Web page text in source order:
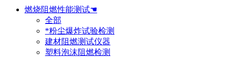
燃烧阻燃性能测试☚
全部
*粉尘爆炸试验检测
建材阻燃测试仪器
塑料泡沫阻燃检测